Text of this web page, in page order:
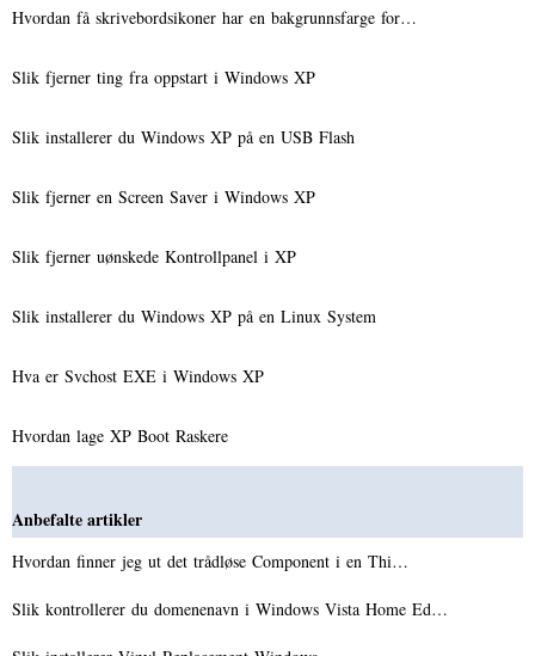
Hvordan få skrivebordsikoner har en bakgrunnsfarge for…
Slik fjerner ting fra oppstart i Windows XP
Slik installerer du Windows XP på en USB Flash
Slik fjerner en Screen Saver i Windows XP
Slik fjerner uønskede Kontrollpanel i XP
Slik installerer du Windows XP på en Linux System
Hva er Svchost EXE i Windows XP
Hvordan lage XP Boot Raskere
Anbefalte artikler
Hvordan finner jeg ut det trådløse Component i en Thi…
Slik kontrollerer du domenenavn i Windows Vista Home Ed…